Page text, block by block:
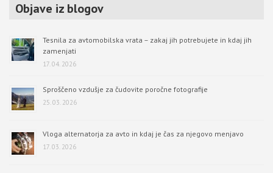
Objave iz blogov
Tesnila za avtomobilska vrata – zakaj jih potrebujete in kdaj jih
zamenjati
17. 04. 2026
Sproščeno vzdušje za čudovite poročne fotografije
25. 03. 2026
Vloga alternatorja za avto in kdaj je čas za njegovo menjavo
17. 03. 2026